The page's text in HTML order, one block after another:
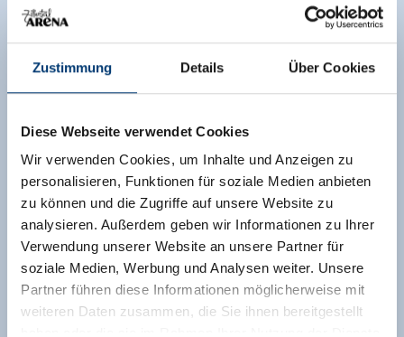
Zustimmung Details Über Cookies
Diese Webseite verwendet Cookies
Wir verwenden Cookies, um Inhalte und Anzeigen zu
personalisieren, Funktionen für soziale Medien anbieten
zu können und die Zugriffe auf unsere Website zu
analysieren. Außerdem geben wir Informationen zu Ihrer
Verwendung unserer Website an unsere Partner für
soziale Medien, Werbung und Analysen weiter. Unsere
Partner führen diese Informationen möglicherweise mit
weiteren Daten zusammen, die Sie ihnen bereitgestellt